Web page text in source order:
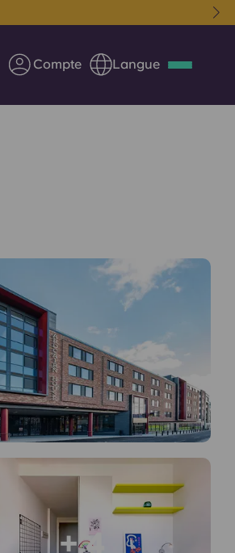
Compte Langue
à Yugo
pour les
contact
+ 4